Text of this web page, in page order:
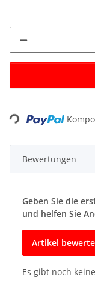
Bewertungen
Geben Sie die
und helfen Sie
Artikel
Es gibt noch